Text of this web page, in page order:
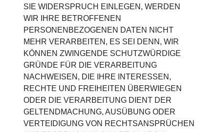
SIE WIDERSPRUCH EINLEGEN, WERDEN
WIR IHRE BETROFFENEN
PERSONENBEZOGENEN DATEN NICHT
MEHR VERARBEITEN, ES SEI DENN, WIR
KÖNNEN ZWINGENDE SCHUTZWÜRDIGE
GRÜNDE FÜR DIE VERARBEITUNG
NACHWEISEN, DIE IHRE INTERESSEN,
RECHTE UND FREIHEITEN ÜBERWIEGEN
ODER DIE VERARBEITUNG DIENT DER
GELTENDMACHUNG, AUSÜBUNG ODER
VERTEIDIGUNG VON RECHTSANSPRÜCHEN